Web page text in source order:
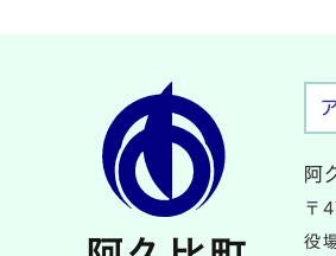
阿
〒
役